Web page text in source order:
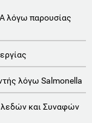
λόγω παρουσίας
λόγω Salmonella
και Συναφών